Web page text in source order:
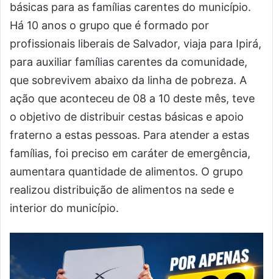
básicas para as famílias carentes do município.
Há 10 anos o grupo que é formado por
profissionais liberais de Salvador, viaja para Ipirá,
para auxiliar famílias carentes da comunidade,
que sobrevivem abaixo da linha de pobreza. A
ação que aconteceu de 08 a 10 deste mês, teve
o objetivo de distribuir cestas básicas e apoio
fraterno a estas pessoas. Para atender a estas
famílias, foi preciso em caráter de emergência,
aumentara quantidade de alimentos. O grupo
realizou distribuição de alimentos na sede e
interior do município.